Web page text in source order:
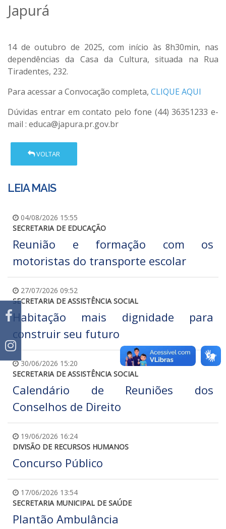
Japurá
14 de outubro de 2025, com início às 8h30min, nas
dependências da Casa da Cultura, situada na Rua
Tiradentes, 232.
Para acessar a Convocação completa, CLIQUE AQUI
Dúvidas entrar em contato pelo fone (44) 36351233 e-
mail : educa@japura.pr.gov.br
VOLTAR
LEIA MAIS
04/08/2026 15:55
SECRETARIA DE EDUCAÇÃO
Reunião e formação com os
motoristas do transporte escolar
27/07/2026 09:52
SECRETARIA DE ASSISTÊNCIA SOCIAL
Habitação mais dignidade para
construir seu futuro
30/06/2026 15:20
SECRETARIA DE ASSISTÊNCIA SOCIAL
Calendário de Reuniões dos
Conselhos de Direito
19/06/2026 16:24
DIVISÃO DE RECURSOS HUMANOS
Concurso Público
17/06/2026 13:54
SECRETARIA MUNICIPAL DE SAÚDE
Plantão Ambulância